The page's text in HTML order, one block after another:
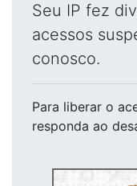
Seu IP fez
acessos
conosco.
Para liberar o
responda ao